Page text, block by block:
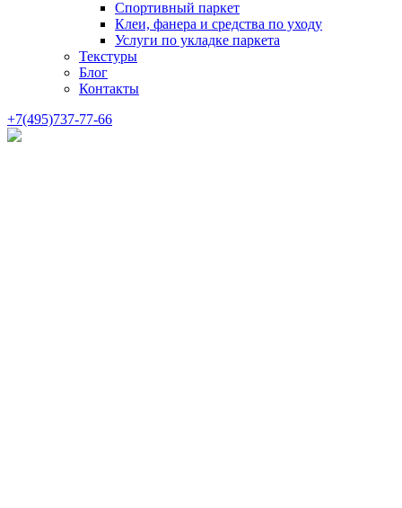
Спортивный паркет
Клеи, фанера и средства по уходу
Услуги по укладке паркета
Текстуры
Блог
Контакты
+7(495)737-77-66